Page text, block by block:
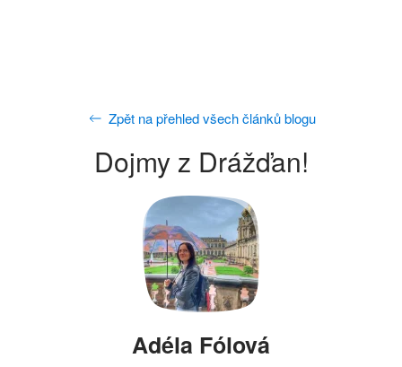
Zpět na přehled všech článků blogu
Dojmy z Drážďan!
Adéla Fólová